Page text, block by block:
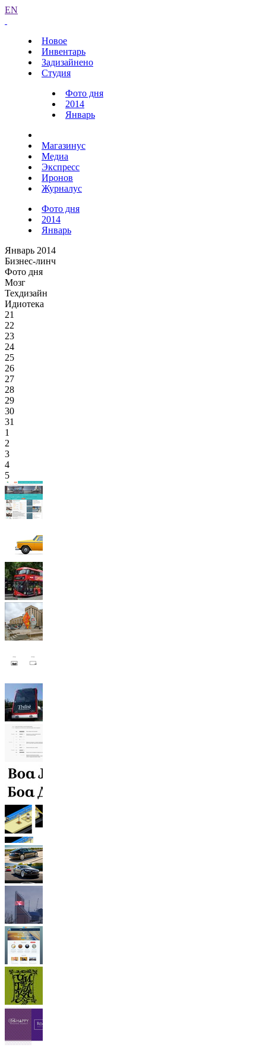
EN
Новое
Инвентарь
Задизайнено
Студия
Фото дня
2014
Январь
Магазинус
Медиа
Экспресс
Иронов
Журналус
Фото дня
2014
Январь
Январь 2014
Бизнес-линч
Фото дня
Мозг
Техдизайн
Идиотека
21
22
23
24
25
26
27
28
29
30
31
1
2
3
4
5